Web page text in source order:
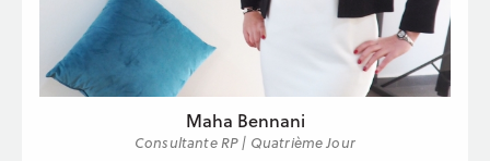
Maha Bennani
Consultante RP | Quatrième Jour